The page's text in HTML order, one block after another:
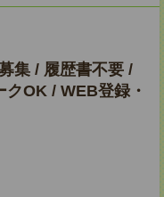
集 / 履歴書不要 /
OK / WEB登録・